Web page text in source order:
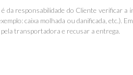
da responsabilidade do Cliente verificar a
caixa molhada ou danificada, etc.).
transportadora e recusar a entrega.